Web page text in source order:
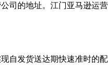
司的地址。江门亚马逊运营
自发货送达期快速准时的配